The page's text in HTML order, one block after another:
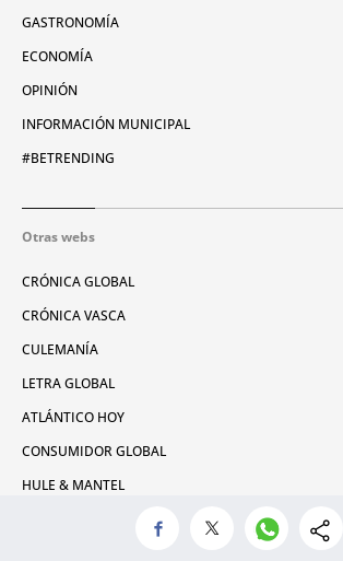
GASTRONOMÍA
ECONOMÍA
OPINIÓN
INFORMACIÓN MUNICIPAL
#BETRENDING
Otras webs
CRÓNICA GLOBAL
CRÓNICA VASCA
CULEMANÍA
LETRA GLOBAL
ATLÁNTICO HOY
CONSUMIDOR GLOBAL
HULE & MANTEL